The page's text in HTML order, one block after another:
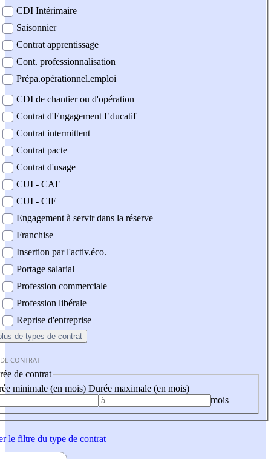
CDI Intérimaire
Saisonnier
Contrat apprentissage
Cont. professionnalisation
Prépa.opérationnel.emploi
CDI de chantier ou d'opération
Contrat d'Engagement Educatif
Contrat intermittent
Contrat pacte
Contrat d'usage
CUI - CAE
CUI - CIE
Engagement à servir dans la réserve
Franchise
Insertion par l'activ.éco.
Portage salarial
Profession commerciale
Profession libérale
Reprise d'entreprise
de types de contrat
CONTRAT
de contrat
minimale (en mois) Durée maximale (en mois)
mois
le filtre du type de contrat